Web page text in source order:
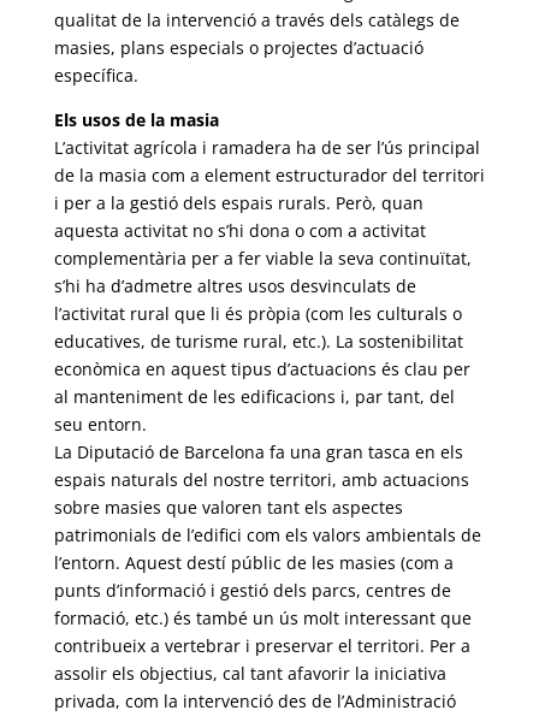
qualitat de la intervenció a través dels catàlegs de
masies, plans especials o projectes d’actuació
específica.
Els usos de la masia
L’activitat agrícola i ramadera ha de ser l’ús principal
de la masia com a element estructurador del territori
i per a la gestió dels espais rurals. Però, quan
aquesta activitat no s’hi dona o com a activitat
complementària per a fer viable la seva continuïtat,
s’hi ha d’admetre altres usos desvinculats de
l’activitat rural que li és pròpia (com les culturals o
educatives, de turisme rural, etc.). La sostenibilitat
econòmica en aquest tipus d’actuacions és clau per
al manteniment de les edificacions i, par tant, del
seu entorn.
La Diputació de Barcelona fa una gran tasca en els
espais naturals del nostre territori, amb actuacions
sobre masies que valoren tant els aspectes
patrimonials de l’edifici com els valors ambientals de
l’entorn. Aquest destí públic de les masies (com a
punts d’informació i gestió dels parcs, centres de
formació, etc.) és també un ús molt interessant que
contribueix a vertebrar i preservar el territori. Per a
assolir els objectius, cal tant afavorir la iniciativa
privada, com la intervenció des de l’Administració